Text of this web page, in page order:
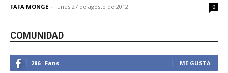
FAFA MONGE - lunes 27 de agosto de 2012 0
COMUNIDAD
286 Fans ME GUSTA